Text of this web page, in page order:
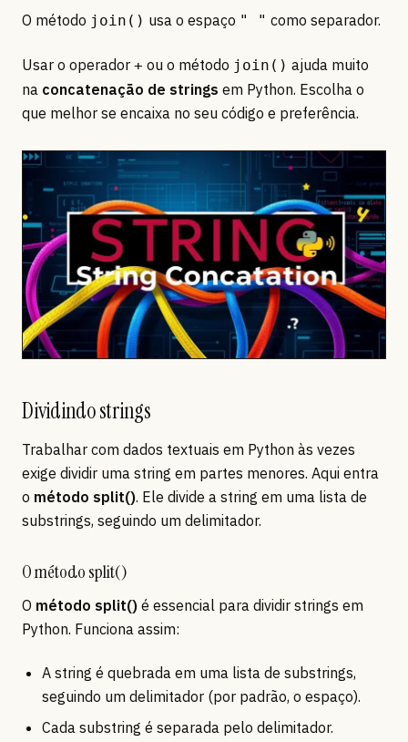
O método join() usa o espaço " " como separador.
Usar o operador + ou o método join() ajuda muito
na concatenação de strings em Python. Escolha o
que melhor se encaixa no seu código e preferência.
Dividindo strings
Trabalhar com dados textuais em Python às vezes
exige dividir uma string em partes menores. Aqui entra
o método split(). Ele divide a string em uma lista de
substrings, seguindo um delimitador.
O método split()
O método split() é essencial para dividir strings em
Python. Funciona assim:
A string é quebrada em uma lista de substrings,
seguindo um delimitador (por padrão, o espaço).
Cada substring é separada pelo delimitador.